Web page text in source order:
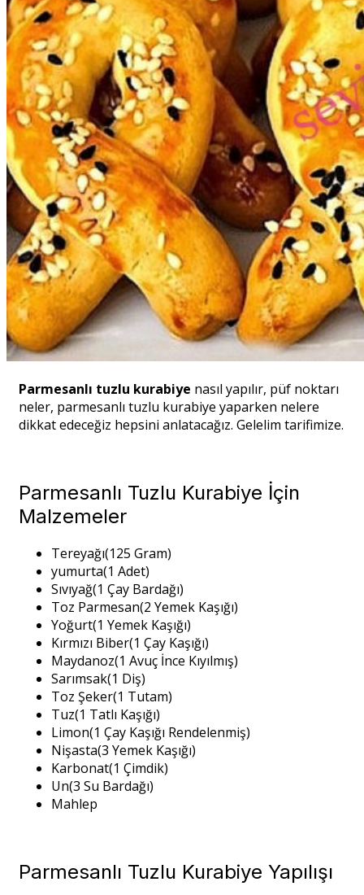
Parmesanlı tuzlu kurabiye nasıl yapılır, püf noktarı
neler, parmesanlı tuzlu kurabiye yaparken nelere
dikkat edeceğiz hepsini anlatacağız. Gelelim tarifimize.
Parmesanlı Tuzlu Kurabiye İçin
Malzemeler
Tereyağı(125 Gram)
yumurta(1 Adet)
Sıvıyağ(1 Çay Bardağı)
Toz Parmesan(2 Yemek Kaşığı)
Yoğurt(1 Yemek Kaşığı)
Kırmızı Biber(1 Çay Kaşığı)
Maydanoz(1 Avuç İnce Kıyılmış)
Sarımsak(1 Diş)
Toz Şeker(1 Tutam)
Tuz(1 Tatlı Kaşığı)
Limon(1 Çay Kaşığı Rendelenmiş)
Nişasta(3 Yemek Kaşığı)
Karbonat(1 Çimdik)
Un(3 Su Bardağı)
Mahlep
Parmesanlı Tuzlu Kurabiye Yapılışı